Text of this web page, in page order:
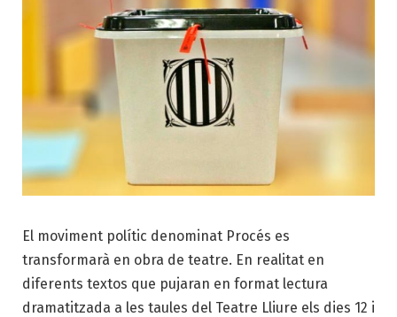
El moviment polític denominat Procés es
transformarà en obra de teatre. En realitat en
diferents textos que pujaran en format lectura
dramatitzada a les taules del Teatre Lliure els dies 12 i